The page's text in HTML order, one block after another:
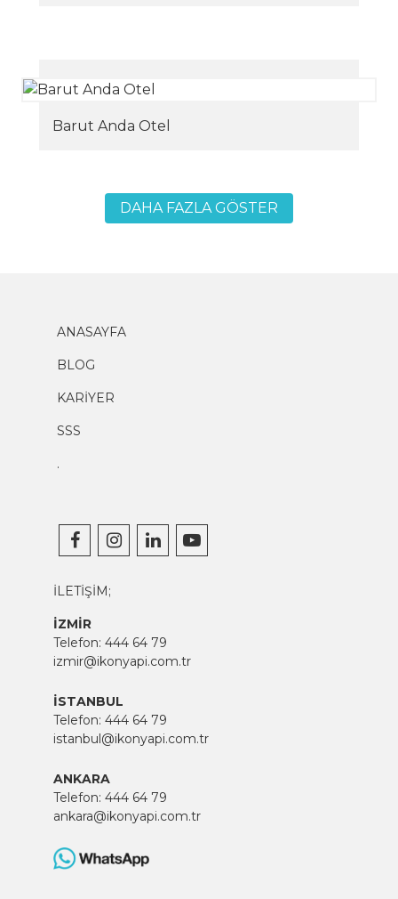
Barut Anda Otel
DAHA FAZLA GÖSTER
ANASAYFA
BLOG
KARİYER
SSS
.
İLETİŞİM;
İZMİR
Telefon: 444 64 79
izmir@ikonyapi.com.tr
İSTANBUL
Telefon: 444 64 79
istanbul@ikonyapi.com.tr
ANKARA
Telefon: 444 64 79
ankara@ikonyapi.com.tr